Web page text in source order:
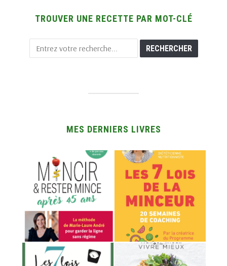
TROUVER UNE RECETTE PAR MOT-CLÉ
MES DERNIERS LIVRES